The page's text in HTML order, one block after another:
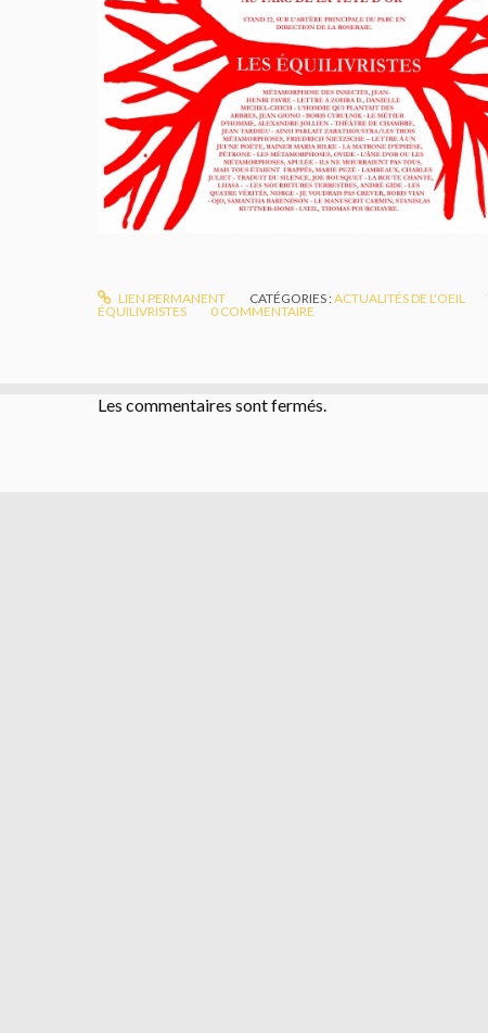
LIEN PERMANENT CATÉGORIES :ACTUALITÉS DE L'OEIL
ÉQUILIVRISTES
0 COMMENTAIRE
Les commentaires sont fermés.